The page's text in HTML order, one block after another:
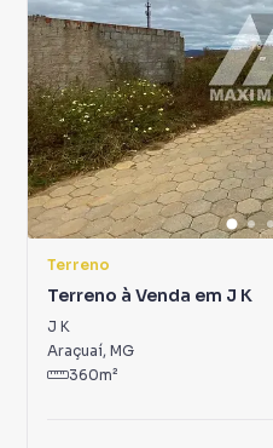
Terreno
Terreno à Venda em J K
J K
Araçuaí, MG
360m²